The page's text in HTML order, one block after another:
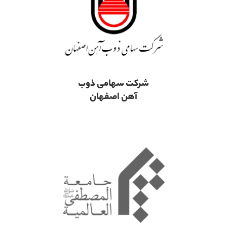
شرکت سهامی ذوب
آهن اصفهان